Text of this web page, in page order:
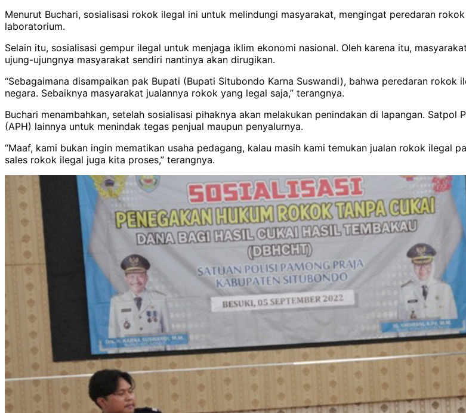
Menurut Buchari, sosialisasi rokok ilegal ini untuk melindungi masyarakat, mengingat peredaran
laboratorium.
Selain itu, sosialisasi gempur ilegal untuk menjaga iklim ekonomi nasional. Oleh karena itu,
ujung-ujungnya masyarakat sendiri nantinya akan dirugikan.
“Sebagaimana disampaikan pak Bupati (Bupati Situbondo Karna Suswandi), bahwa peredaran
negara. Sebaiknya masyarakat jualannya rokok yang legal saja,” terangnya.
Buchari menambahkan, setelah sosialisasi pihaknya akan melakukan penindakan di lapangan.
(APH) lainnya untuk menindak tegas penjual maupun penyalurnya.
“Maaf, kami bukan ingin mematikan usaha pedagang, kalau masih kami temukan jualan rokok ilegal
sales rokok ilegal juga kita proses,” terangnya.